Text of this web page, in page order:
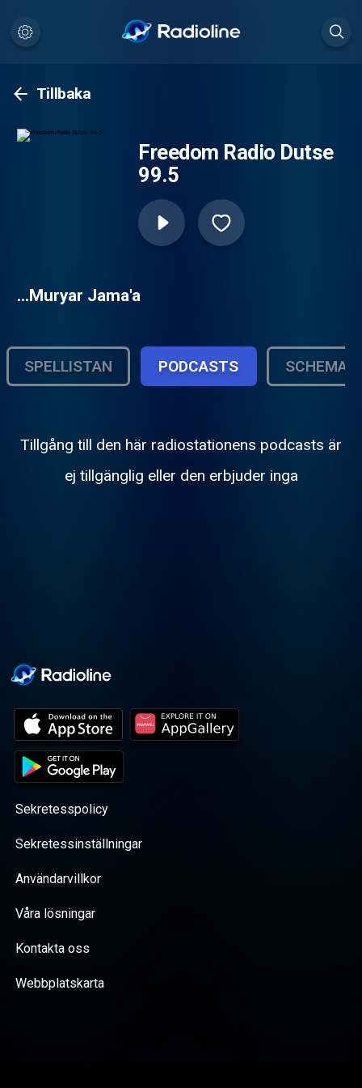
Tillbaka
Freedom Radio Dutse
99.5
…Muryar Jama'a
SPELLISTAN PODCASTS SCHEMA
Tillgång till den här radiostationens podcasts är
ej tillgänglig eller den erbjuder inga
Sekretesspolicy
Sekretessinställningar
Användarvillkor
Våra lösningar
Kontakta oss
Webbplatskarta